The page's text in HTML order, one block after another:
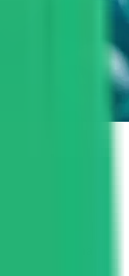
¿lo
La
y una